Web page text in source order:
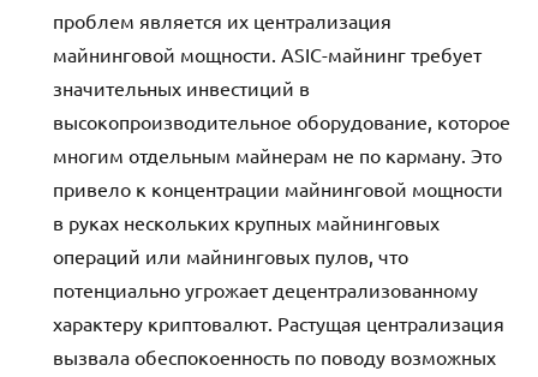
проблем является их централизация
майнинговой мощности. ASIC-майнинг требует
значительных инвестиций в
высокопроизводительное оборудование, которое
многим отдельным майнерам не по карману. Это
привело к концентрации майнинговой мощности
в руках нескольких крупных майнинговых
операций или майнинговых пулов, что
потенциально угрожает децентрализованному
характеру криптовалют. Растущая централизация
вызвала обеспокоенность по поводу возможных